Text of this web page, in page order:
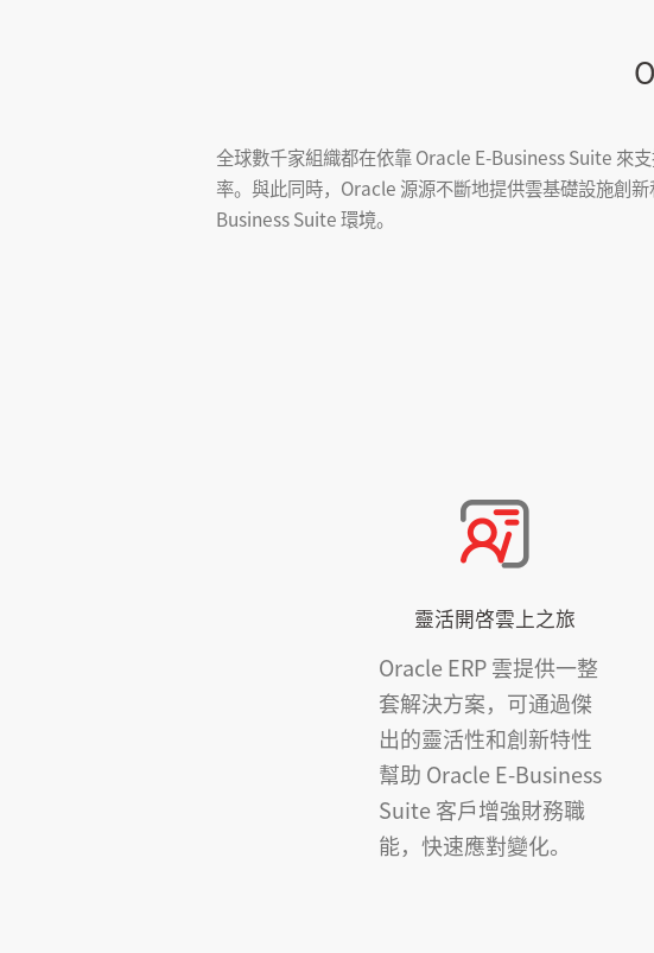
全球數千家組織都在依靠 Oracle E-Business Suite 來
率。與此同時，Oracle 源源不斷地提供雲基礎設施創
Business Suite 環境。
靈活開啓雲上之旅
Oracle ERP 雲提供一整
套解決方案，可通過傑
出的靈活性和創新特性
幫助 Oracle E-Business
Suite 客戶增強財務職
能，快速應對變化。